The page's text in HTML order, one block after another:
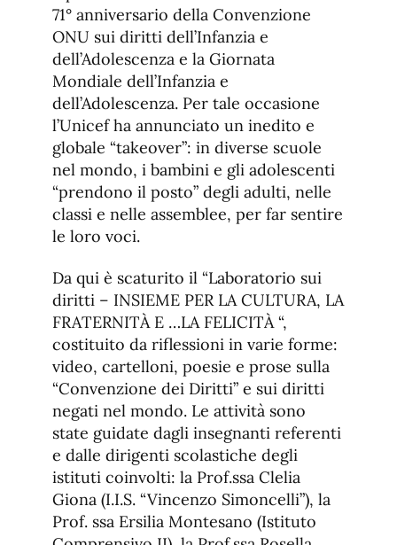
71° anniversario della Convenzione
ONU sui diritti dell’Infanzia e
dell’Adolescenza e la Giornata
Mondiale dell’Infanzia e
dell’Adolescenza. Per tale occasione
l’Unicef ha annunciato un inedito e
globale “takeover”: in diverse scuole
nel mondo, i bambini e gli adolescenti
“prendono il posto” degli adulti, nelle
classi e nelle assemblee, per far sentire
le loro voci.
Da qui è scaturito il “Laboratorio sui
diritti – INSIEME PER LA CULTURA, LA
FRATERNITÀ E …LA FELICITÀ “,
costituito da riflessioni in varie forme:
video, cartelloni, poesie e prose sulla
“Convenzione dei Diritti” e sui diritti
negati nel mondo. Le attività sono
state guidate dagli insegnanti referenti
e dalle dirigenti scolastiche degli
istituti coinvolti: la Prof.ssa Clelia
Giona (I.I.S. “Vincenzo Simoncelli”), la
Prof. ssa Ersilia Montesano (Istituto